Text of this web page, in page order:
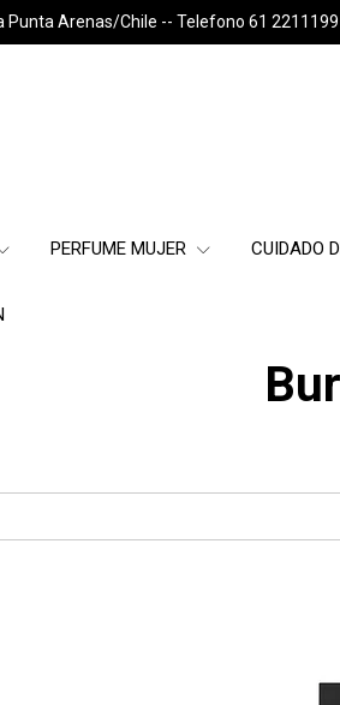
Punta Arenas/Chile -- Telefono 61 2211199
PERFUME MUJER CUIDADO